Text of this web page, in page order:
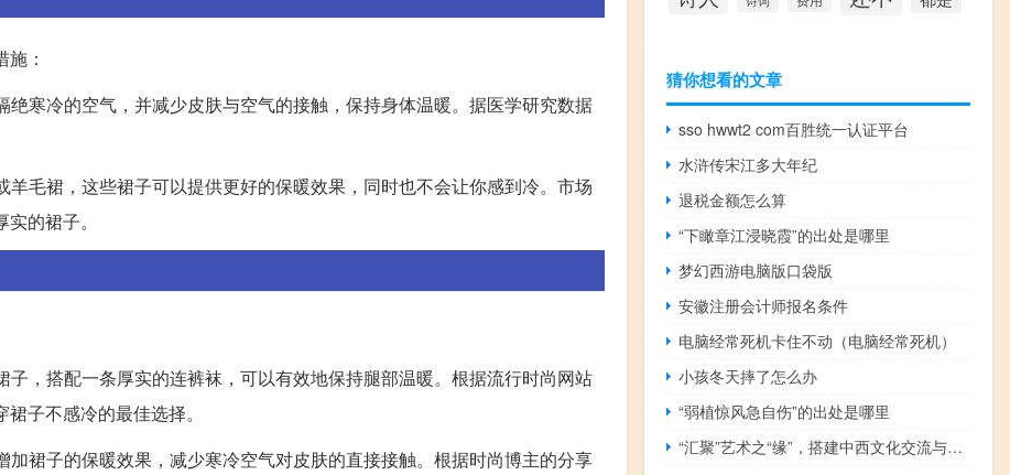
：
寒冷的空气，并减少皮肤与空气的接触，保持身体温暖。据医学研究数据
毛裙，这些裙子可以提供更好的保暖效果，同时也不会让你感到冷。市场
的裙子。
，搭配一条厚实的连裤袜，可以有效地保持腿部温暖。根据流行时尚网站
子不感冷的最佳选择。
裙子的保暖效果，减少寒冷空气对皮肤的直接接触。根据时尚博主的分享
猜你想看的文章
sso hwwt2 com百胜统一认证平台
水浒传宋江多大年纪
退税金额怎么算
“下瞰章江浸晓霞”的出处是哪里
梦幻西游电脑版口袋版
安徽注册会计师报名条件
电脑经常死机卡住不动（电脑经常死机）
小孩冬天摔了怎么办
“弱植惊风急自伤”的出处是哪里
“汇聚”艺术之“缘”，搭建中西文化交流与沟通之桥 到底什么情况嘞